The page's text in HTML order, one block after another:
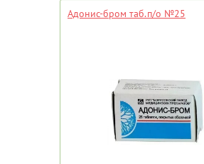
Адонис-бром таб.п/о №25